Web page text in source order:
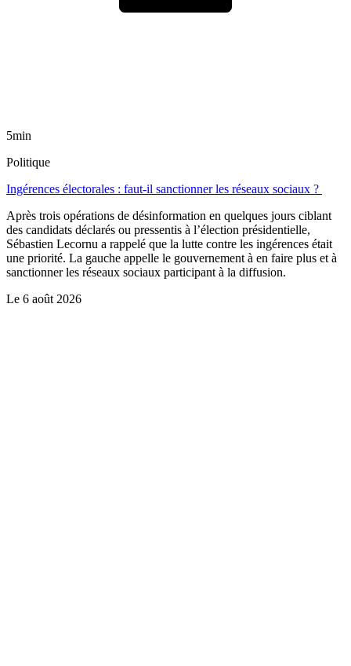
5min
Politique
Ingérences électorales : faut-il sanctionner les réseaux sociaux ?
Après trois opérations de désinformation en quelques jours ciblant
des candidats déclarés ou pressentis à l’élection présidentielle,
Sébastien Lecornu a rappelé que la lutte contre les ingérences était
une priorité. La gauche appelle le gouvernement à en faire plus et à
sanctionner les réseaux sociaux participant à la diffusion.
Le 6 août 2026